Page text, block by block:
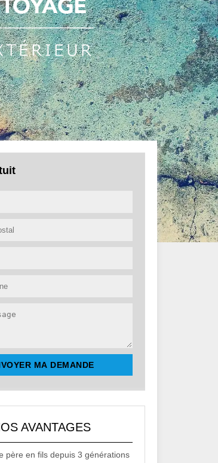
AVANTAGES
père en fils depuis 3 générations